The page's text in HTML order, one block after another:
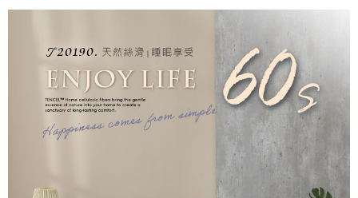
２．關於個人資料處理事宜，請瀏覽以下網址：
３．未成年的使用者請事先徵得法定代理人或監護人之同意方可使用
「AFTEE先享後付」，若未經同意申辦者引起之損失，本公司不負相關責
４．使用「AFTEE先享後付」時，將依據個別帳號之用戶狀況，依本公司即
時審查核予不同之上限額度；若仍有額度不足之情形，本公司將視審查結果
５．嚴禁一人註冊多個帳號或使用他人資訊註冊。若發現惡意使用之情形，
恩沛科技股份有限公司將有權停止該用戶之使用額度並採取法律行動。
每筆NT$100，滿NT$499(含以上)免運費
每筆NT$100，滿NT$499(含以上)免運費